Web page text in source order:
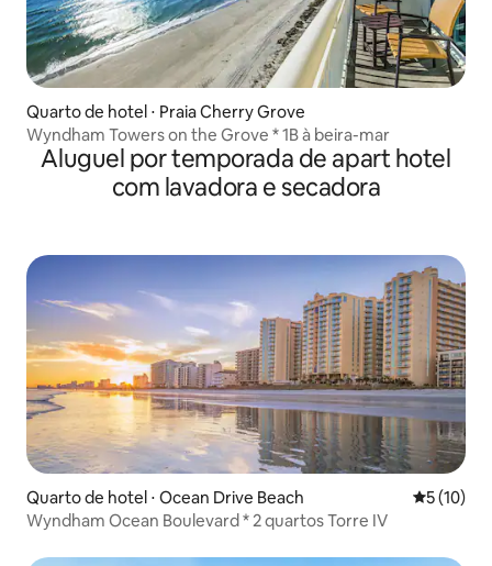
Quarto de hotel ⋅ Praia Cherry Grove
Wyndham Towers on the Grove * 1B à beira-mar
Aluguel por temporada de apart hotel
com lavadora e secadora
Quarto de hotel ⋅ Ocean Drive Beach 5 de uma
5 (10)
Wyndham Ocean Boulevard * 2 quartos Torre IV